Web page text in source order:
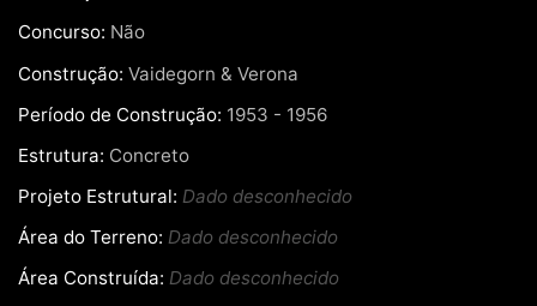
Concurso: Não
Construção: Vaidegorn & Verona
Período de Construção: 1953 - 1956
Estrutura: Concreto
Projeto Estrutural: Dado desconhecido
Área do Terreno: Dado desconhecido
Área Construída: Dado desconhecido